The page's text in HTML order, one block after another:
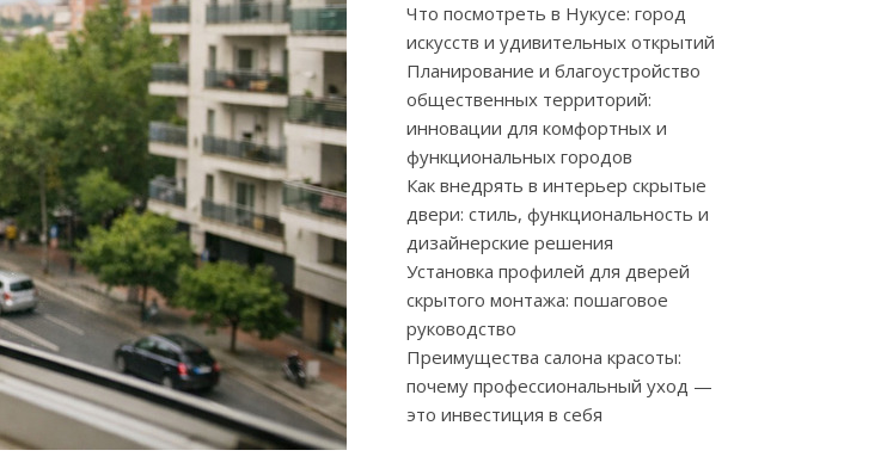
Что посмотреть в Нукусе: город
искусств и удивительных открытий
Планирование и благоустройство
общественных территорий:
инновации для комфортных и
функциональных городов
Как внедрять в интерьер скрытые
двери: стиль, функциональность и
дизайнерские решения
Установка профилей для дверей
скрытого монтажа: пошаговое
руководство
Преимущества салона красоты:
почему профессиональный уход —
это инвестиция в себя